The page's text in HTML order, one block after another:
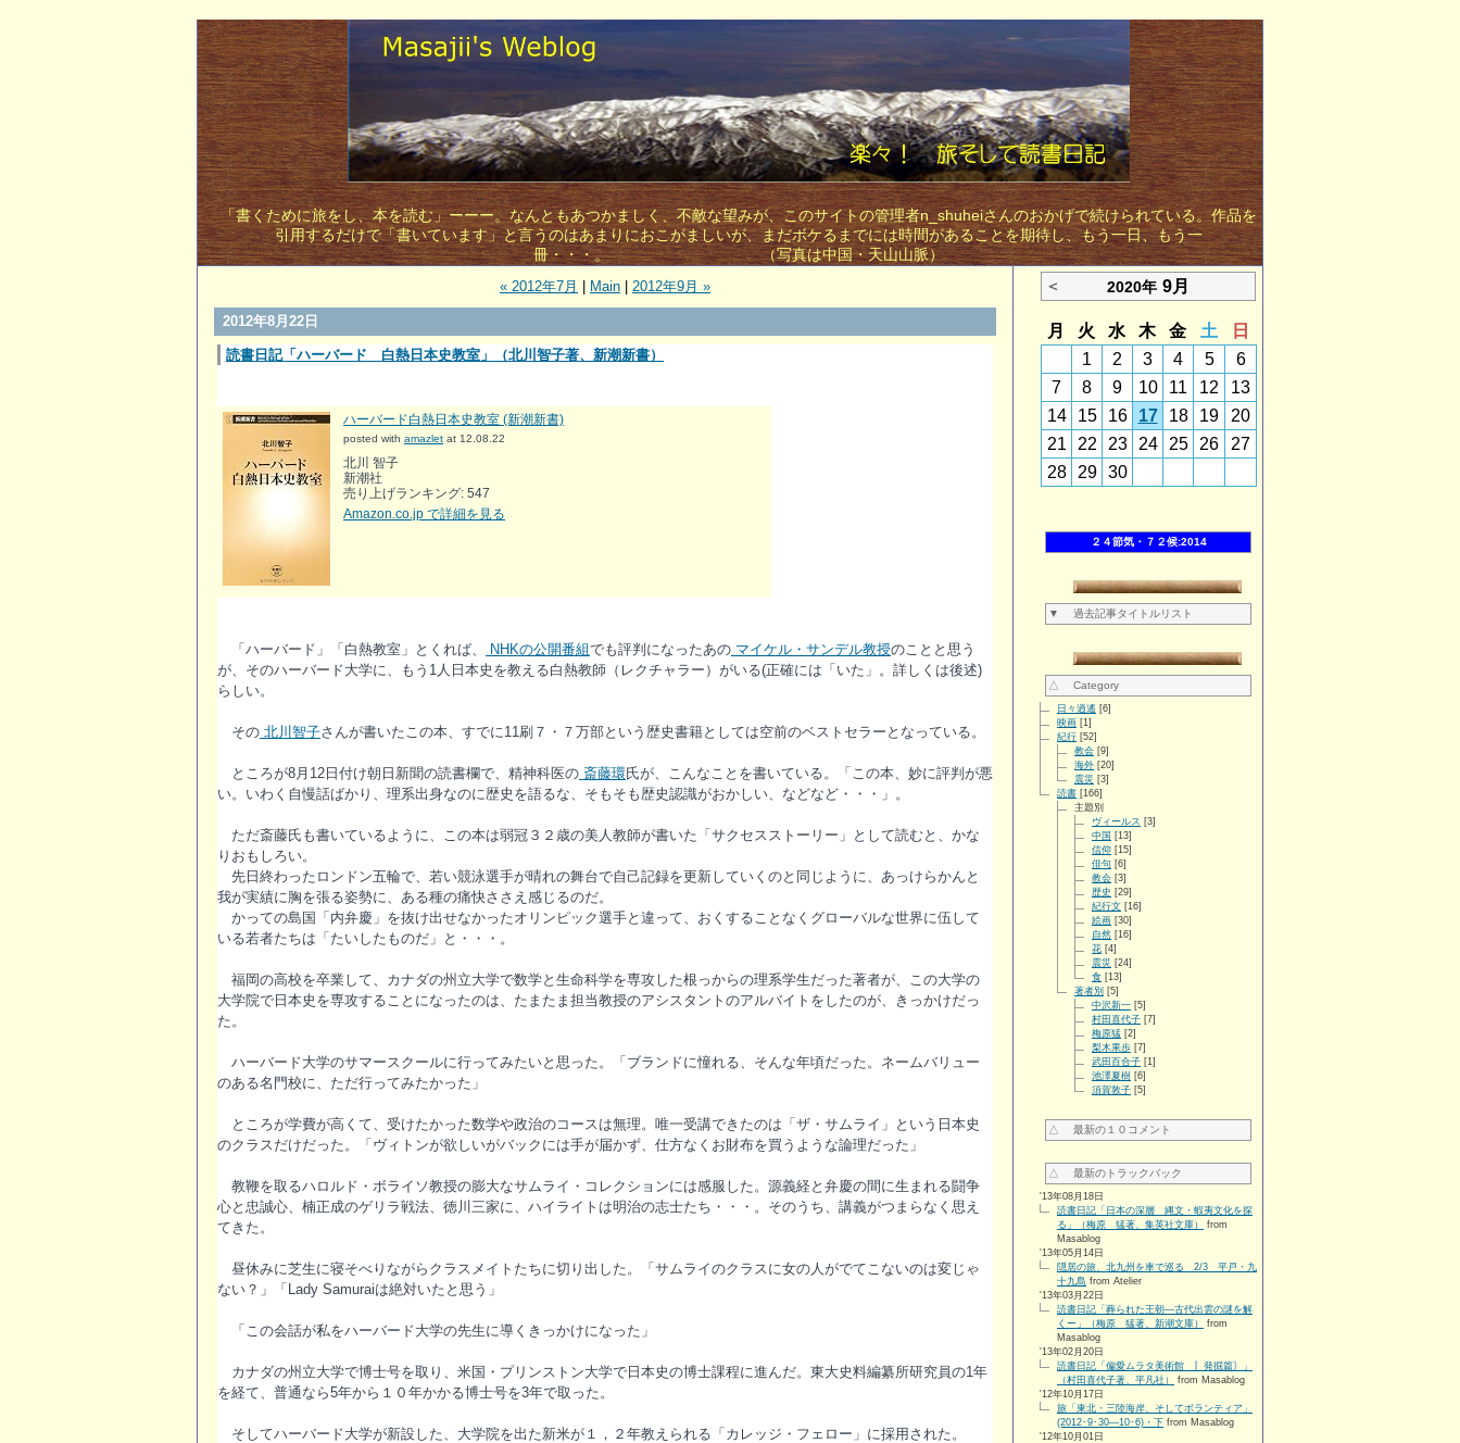
「書くために旅をし、本を読む」ーーー。なんともあつかましく、不敵な望みが、このサイトの管理者n_shuheiさんのおかげで続けられている。作品を
引用するだけで「書いています」と言うのはあまりにおこがましいが、まだボケるまでには時間があることを期待し、もう一日、もう一
冊・・・。 （写真は中国・天山山脈）
« 2012年7月 Main 2012年9月 »
2012年8月22日
読書日記「ハーバード 白熱日本史教室」（北川智子著、新潮新書）
ハーバード白熱日本史教室 (新潮新書)
posted with amazlet at 12.08.22
北川 智子
新潮社
売り上げランキング: 547
Amazon.co.jp で詳細を見る
「ハーバード」「白熱教室」とくれば、 NHKの公開番組でも評判になったあの マイケル・サンデル教授のことと思う
が、そのハーバード大学に、もう1人日本史を教える白熱教師（レクチャラー）がいる(正確には「いた」。詳しくは後述)
らしい。
その 北川智子さんが書いたこの本、すでに11刷７・７万部という歴史書籍としては空前のベストセラーとなっている。
ところが8月12日付け朝日新聞の読書欄で、精神科医の 斎藤環氏が、こんなことを書いている。「この本、妙に評判が悪
い。いわく自慢話ばかり、理系出身なのに歴史を語るな、そもそも歴史認識がおかしい、などなど・・・」。
ただ斎藤氏も書いているように、この本は弱冠３２歳の美人教師が書いた「サクセスストーリー」として読むと、かな
りおもしろい。
先日終わったロンドン五輪で、若い競泳選手が晴れの舞台で自己記録を更新していくのと同じように、あっけらかんと
我が実績に胸を張る姿勢に、ある種の痛快ささえ感じるのだ。
かっての島国「内弁慶」を抜け出せなかったオリンピック選手と違って、おくすることなくグローバルな世界に伍して
いる若者たちは「たいしたものだ」と・・・。
福岡の高校を卒業して、カナダの州立大学で数学と生命科学を専攻した根っからの理系学生だった著者が、この大学の
大学院で日本史を専攻することになったのは、たまたま担当教授のアシスタントのアルバイトをしたのが、きっかけだっ
た。
ハーバード大学のサマースクールに行ってみたいと思った。「ブランドに憧れる、そんな年頃だった。ネームバリュー
のある名門校に、ただ行ってみたかった」
ところが学費が高くて、受けたかった数学や政治のコースは無理。唯一受講できたのは「ザ・サムライ」という日本史
のクラスだけだった。「ヴィトンが欲しいがバックには手が届かず、仕方なくお財布を買うような論理だった」
教鞭を取るハロルド・ボライソ教授の膨大なサムライ・コレクションには感服した。源義経と弁慶の間に生まれる闘争
心と忠誠心、楠正成のゲリラ戦法、徳川三家に、ハイライトは明治の志士たち・・・。そのうち、講義がつまらなく思え
てきた。
昼休みに芝生に寝そべりながらクラスメイトたちに切り出した。「サムライのクラスに女の人がでてこないのは変じゃ
ない？」「Lady Samuraiは絶対いたと思う」
「この会話が私をハーバード大学の先生に導くきっかけになった」
カナダの州立大学で博士号を取り、米国・プリンストン大学で日本史の博士課程に進んだ。東大史料編纂所研究員の1年
を経て、普通なら5年から１０年かかる博士号を3年で取った。
そしてハーバード大学が新設した、大学院を出た新米が１，２年教えられる「カレッジ・フェロー」に採用された。
２４節気・７２候:2014
▼ 過去記事タイトルリスト
△ Category
日々逍遙 [6]
映画 [1]
紀行 [52]
教会 [9]
海外 [20]
震災 [3]
読書 [166]
主題別
ヴィールス [3]
中国 [13]
信仰 [15]
俳句 [6]
教会 [3]
歴史 [29]
紀行文 [16]
絵画 [30]
自然 [16]
花 [4]
震災 [24]
食 [13]
著者別 [5]
中沢新一 [5]
村田喜代子 [7]
梅原猛 [2]
梨木果歩 [7]
武田百合子 [1]
池澤夏樹 [6]
須賀敦子 [5]
△ 最新の１０コメント
△ 最新のトラックバック
'13年08月18日
読書日記「日本の深層 縄文・蝦夷文化を探
る」（梅原 猛著、集英社文庫）
from
Masablog
'13年05月14日
隠居の旅、北九州を車で巡る 2/3 平戸・九
十九島 from Atelier
'13年03月22日
読書日記「葬られた王朝―古代出雲の謎を解
くー」（梅原 猛著、新潮文庫）
from
Masablog
'13年02月20日
読書日記「偏愛ムラタ美術館 〚発掘篇〙」
（村田喜代子著、平凡社）
from Masablog
'12年10月17日
旅「東北・三陸海岸、そしてボランティア」
(2012･9･30―10･6)・下 from Masablog
'12年10月01日